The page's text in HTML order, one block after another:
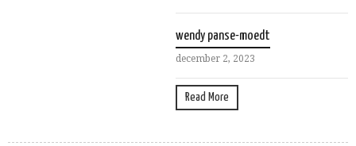
wendy panse-moedt
december 2, 2023
Read More